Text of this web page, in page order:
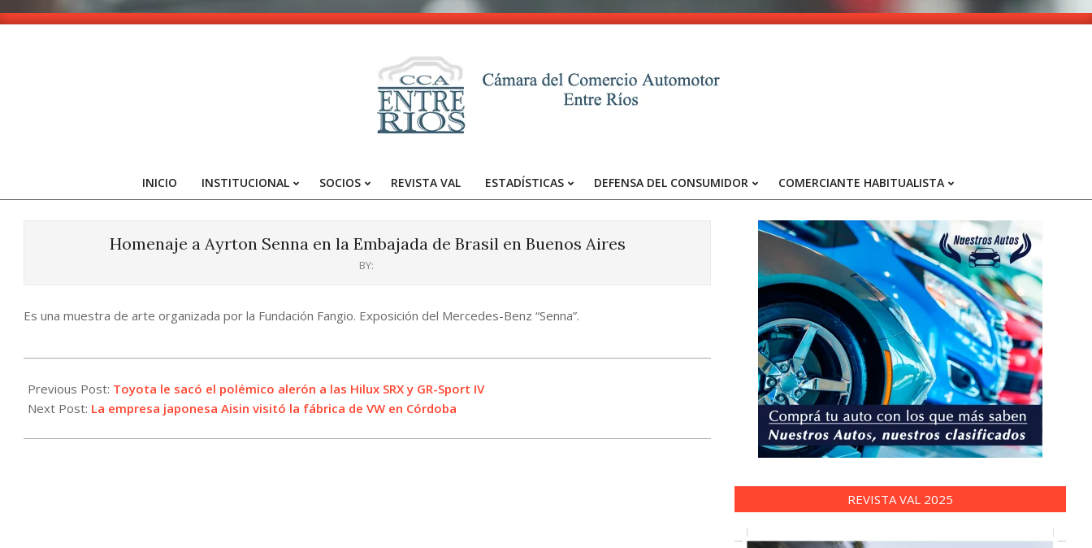
Skip
-
Entre
Primary
INICIO INSTITUCIONAL SOCIOS REVISTA VAL ESTADÍSTICAS DEFENSA DEL CONSUMIDOR COMERCIANTE HABITUALISTA
Homenaje a Ayrton Senna en la Embajada de Brasil en Buenos Aires
BY:
Es una muestra de arte organizada por la Fundación Fangio. Exposición del Mercedes-Benz “Senna”.
05-
02
Previous Post: Toyota le sacó el polémico alerón a las Hilux SRX y GR-Sport IV
Next Post: La empresa japonesa Aisin visitó la fábrica de VW en Córdoba
REVISTA VAL 2025